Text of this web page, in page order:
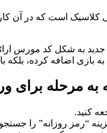
است که در آن
به شکل کد مورس
بازی اضافه کرده، بلکه
مرحله برای ورود